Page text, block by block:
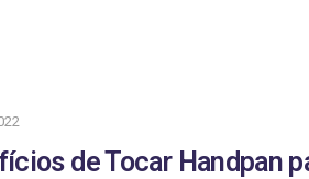
de Tocar Handpan